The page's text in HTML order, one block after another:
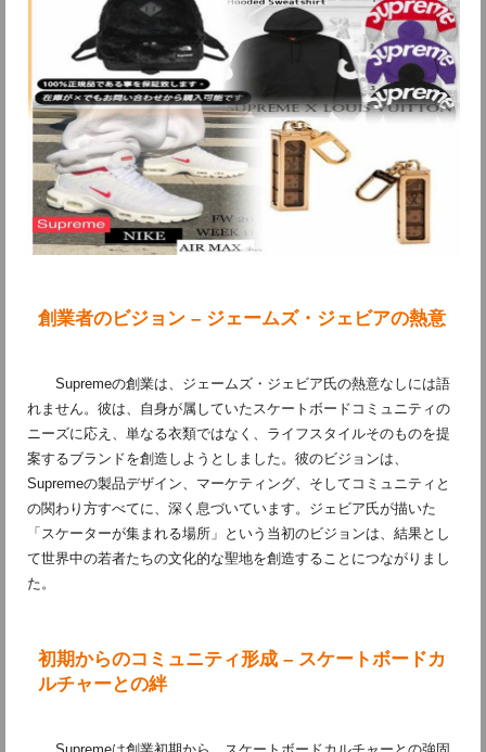
創業者のビジョン – ジェームズ・ジェビアの熱意
Supremeの創業は、ジェームズ・ジェビア氏の熱意なしには語
れません。彼は、自身が属していたスケートボードコミュニティの
ニーズに応え、単なる衣類ではなく、ライフスタイルそのものを提
案するブランドを創造しようとしました。彼のビジョンは、
Supremeの製品デザイン、マーケティング、そしてコミュニティと
の関わり方すべてに、深く息づいています。ジェビア氏が描いた
「スケーターが集まれる場所」という当初のビジョンは、結果とし
て世界中の若者たちの文化的な聖地を創造することにつながりまし
た。
初期からのコミュニティ形成 – スケートボードカ
ルチャーとの絆